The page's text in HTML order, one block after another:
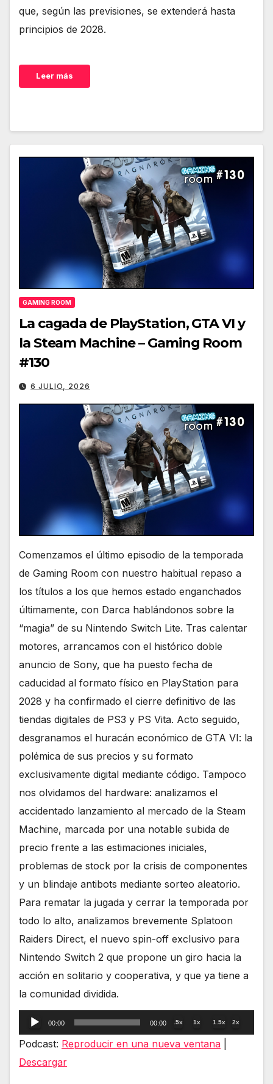
que, según las previsiones, se extenderá hasta
principios de 2028.
Leer más
GAMING ROOM
La cagada de PlayStation, GTA VI y
la Steam Machine – Gaming Room
#130
6 JULIO, 2026
Comenzamos el último episodio de la temporada
de Gaming Room con nuestro habitual repaso a
los títulos a los que hemos estado enganchados
últimamente, con Darca hablándonos sobre la
“magia” de su Nintendo Switch Lite. Tras calentar
motores, arrancamos con el histórico doble
anuncio de Sony, que ha puesto fecha de
caducidad al formato físico en PlayStation para
2028 y ha confirmado el cierre definitivo de las
tiendas digitales de PS3 y PS Vita. Acto seguido,
desgranamos el huracán económico de GTA VI: la
polémica de sus precios y su formato
exclusivamente digital mediante código. Tampoco
nos olvidamos del hardware: analizamos el
accidentado lanzamiento al mercado de la Steam
Machine, marcada por una notable subida de
precio frente a las estimaciones iniciales,
problemas de stock por la crisis de componentes
y un blindaje antibots mediante sorteo aleatorio.
Para rematar la jugada y cerrar la temporada por
todo lo alto, analizamos brevemente Splatoon
Raiders Direct, el nuevo spin-off exclusivo para
Nintendo Switch 2 que propone un giro hacia la
acción en solitario y cooperativa, y que ya tiene a
la comunidad dividida.
Reproductor
de
audio
00:00 00:00 .5x 1x 1.5x 2x
Podcast: Reproducir en una nueva ventana
Descargar